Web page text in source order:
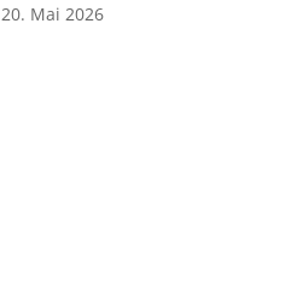
20. Mai 2026